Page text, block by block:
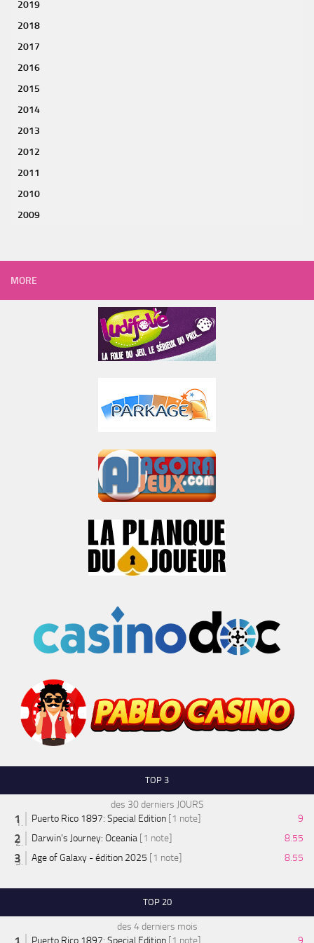
2019
2018
2017
2016
2015
2014
2013
2012
2011
2010
2009
MORE
TOP 3
des 30 derniers JOURS
Puerto Rico 1897: Special Edition [1 note]
9
Darwin's Journey: Oceania [1 note]
8.55
Age of Galaxy - édition 2025 [1 note] 8.55
TOP 20
des 4 derniers mois